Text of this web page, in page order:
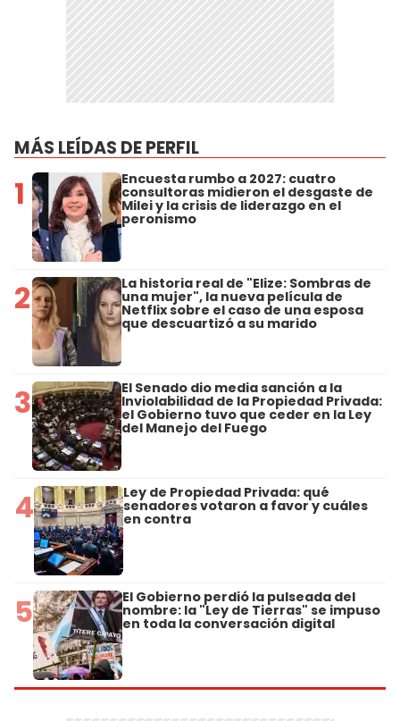
MÁS LEÍDAS DE PERFIL
1 Encuesta rumbo a 2027: cuatro
consultoras midieron el desgaste de
Milei y la crisis de liderazgo en el
peronismo
2 La historia real de "Elize: Sombras de
una mujer", la nueva película de
Netflix sobre el caso de una esposa
que descuartizó a su marido
3 El Senado dio media sanción a la
Inviolabilidad de la Propiedad Privada:
el Gobierno tuvo que ceder en la Ley
del Manejo del Fuego
4 Ley de Propiedad Privada: qué
senadores votaron a favor y cuáles
en contra
5 El Gobierno perdió la pulseada del
nombre: la "Ley de Tierras" se impuso
en toda la conversación digital